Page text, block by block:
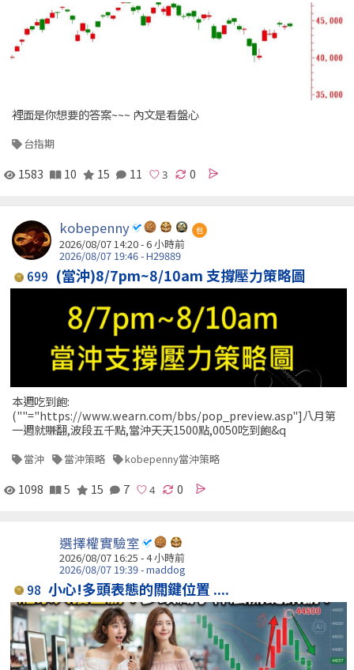
裡面是你想要的答案~~~ 內文是看盤心
台指期
1583 10 15 11 0
kobepenny 包
2026/08/07 14:20 -6 小時前
2026/08/07 19:46 - H29889
699 (當沖)8/7pm~8/10am 支撐壓力策略圖
本週吃到飽:
(""="https://www.wearn.com/bbs/pop_preview.asp"]八月第
一週就賺翻,波段五千點,當沖天天1500點,0050吃到飽&q
當沖 當沖策略 kobepenny當沖策略
1098 5 15 7 0
選擇權實驗室
2026/08/07 16:25 -4 小時前
2026/08/07 19:39 - maddog
98 小心!多頭表態的關鍵位置 ....